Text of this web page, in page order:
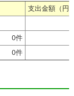
支出金額（円
0件
0件